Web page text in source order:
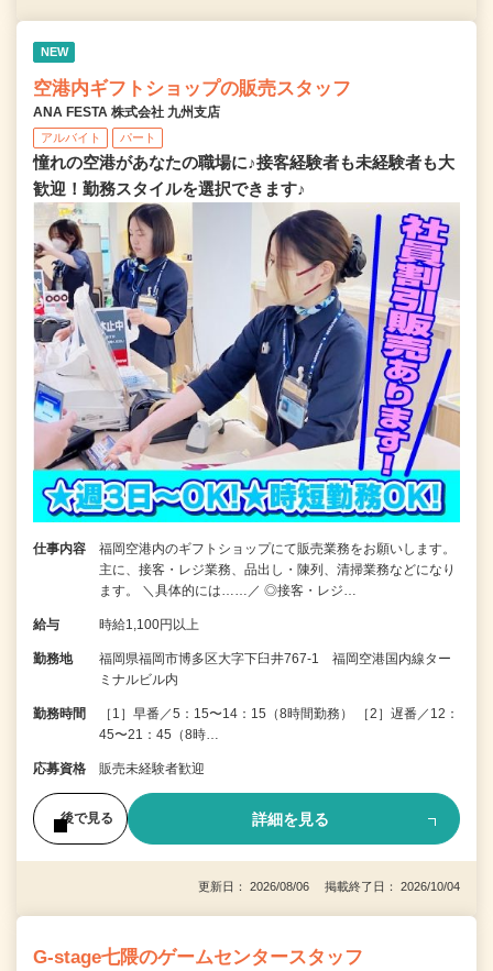
NEW
空港内ギフトショップの販売スタッフ
ANA FESTA 株式会社 九州支店
アルバイト パート
憧れの空港があなたの職場に♪接客経験者も未経験者も大
歓迎！勤務スタイルを選択できます♪
仕事内容
福岡空港内のギフトショップにて販売業務をお願いします。
主に、接客・レジ業務、品出し・陳列、清掃業務などになり
ます。 ＼具体的には……／ ◎接客・レジ…
給与 時給1,100円以上
勤務地
福岡県福岡市博多区大字下臼井767-1 福岡空港国内線ター
ミナルビル内
勤務時間
［1］早番／5：15〜14：15（8時間勤務） ［2］遅番／12：
45〜21：45（8時…
応募資格 販売未経験者歓迎
後で見る 詳細を見る
更新日： 2026/08/06 掲載終了日： 2026/10/04
G-stage七隈のゲームセンタースタッフ